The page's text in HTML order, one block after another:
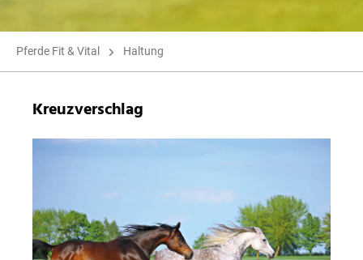
Pferde Fit & Vital Haltung
Kreuzverschlag